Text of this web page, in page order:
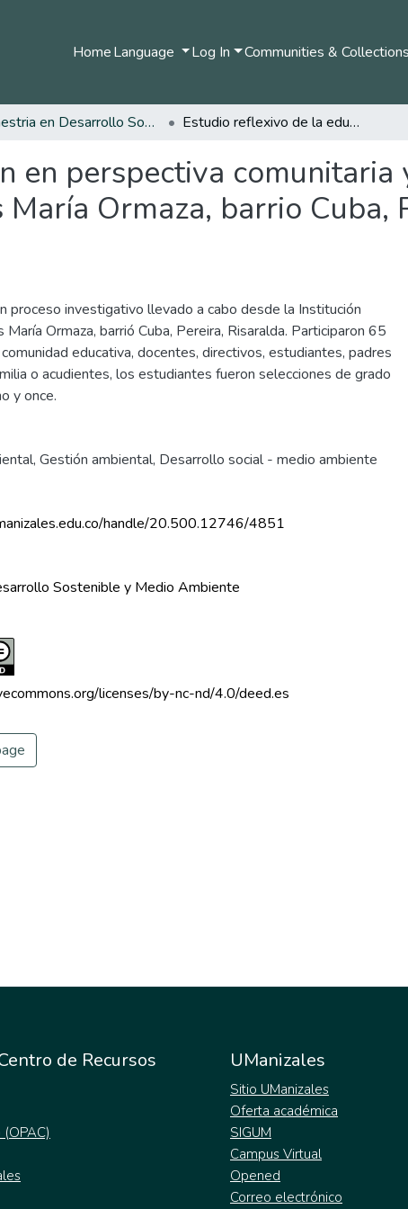
HomeLanguage Log In Communities & Collections
Maestria en Desarrollo Sostenible y Medio Ambiente Estudio reflexivo de la educación en perspectiva comunitaria y ambiental en la Institución Educativa Jesús María Ormaza, barrio Cuba, Pereira, Colombia.
en perspectiva comunitaria
Ormaza, barrio Cuba,
proceso investigativo llevado a cabo desde la Institución
María Ormaza, barrió Cuba, Pereira, Risaralda. Participaron 65
educativa, docentes, directivos, estudiantes, padres
o acudientes, los estudiantes fueron selecciones de grado
y once.
, Gestión ambiental, Desarrollo social - medio ambiente
handle/20.500.12746/4851
Sostenible y Medio Ambiente
licenses/by-nc-nd/4.0/deed.es
de Recursos UManizales
Sitio UManizales
Oferta académica
SIGUM
Campus Virtual
Opened
Correo electrónico